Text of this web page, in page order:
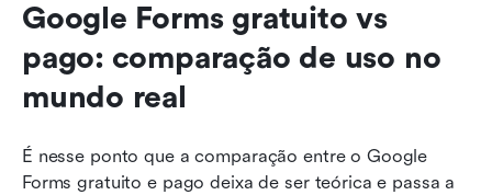
Google Forms gratuito vs
pago: comparação de uso no
mundo real
É nesse ponto que a comparação entre o Google
Forms gratuito e pago deixa de ser teórica e passa a